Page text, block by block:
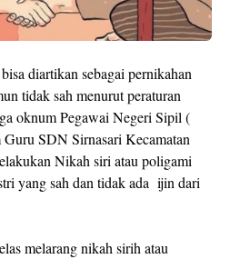
diartikan sebagai pernikahan
tidak sah menurut peraturan
oknum Pegawai Negeri Sipil (
SDN Sirnasari Kecamatan
Nikah siri atau poligami
yang sah dan tidak ada ijin dari
melarang nikah sirih atau